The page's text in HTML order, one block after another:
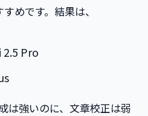
めです。結果は、
Pro
は強いのに、文章校正は弱